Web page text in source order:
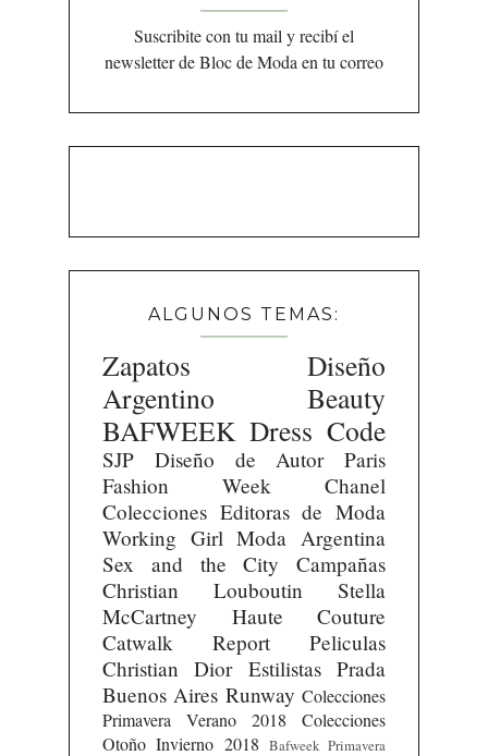
Suscribite con tu mail y recibí el
newsletter de Bloc de Moda en tu correo
ALGUNOS TEMAS:
Zapatos
Diseño
Argentino
Beauty
BAFWEEK Dress Code
SJP Diseño de Autor
Paris
Fashion Week
Chanel
Colecciones Editoras de Moda
Working Girl Moda Argentina
Sex and the City
Campañas
Christian Louboutin
Stella
McCartney
Haute Couture
Catwalk Report
Peliculas
Christian Dior Estilistas Prada
Buenos Aires Runway Colecciones
Primavera Verano 2018
Colecciones
Otoño Invierno 2018 Bafweek Primavera